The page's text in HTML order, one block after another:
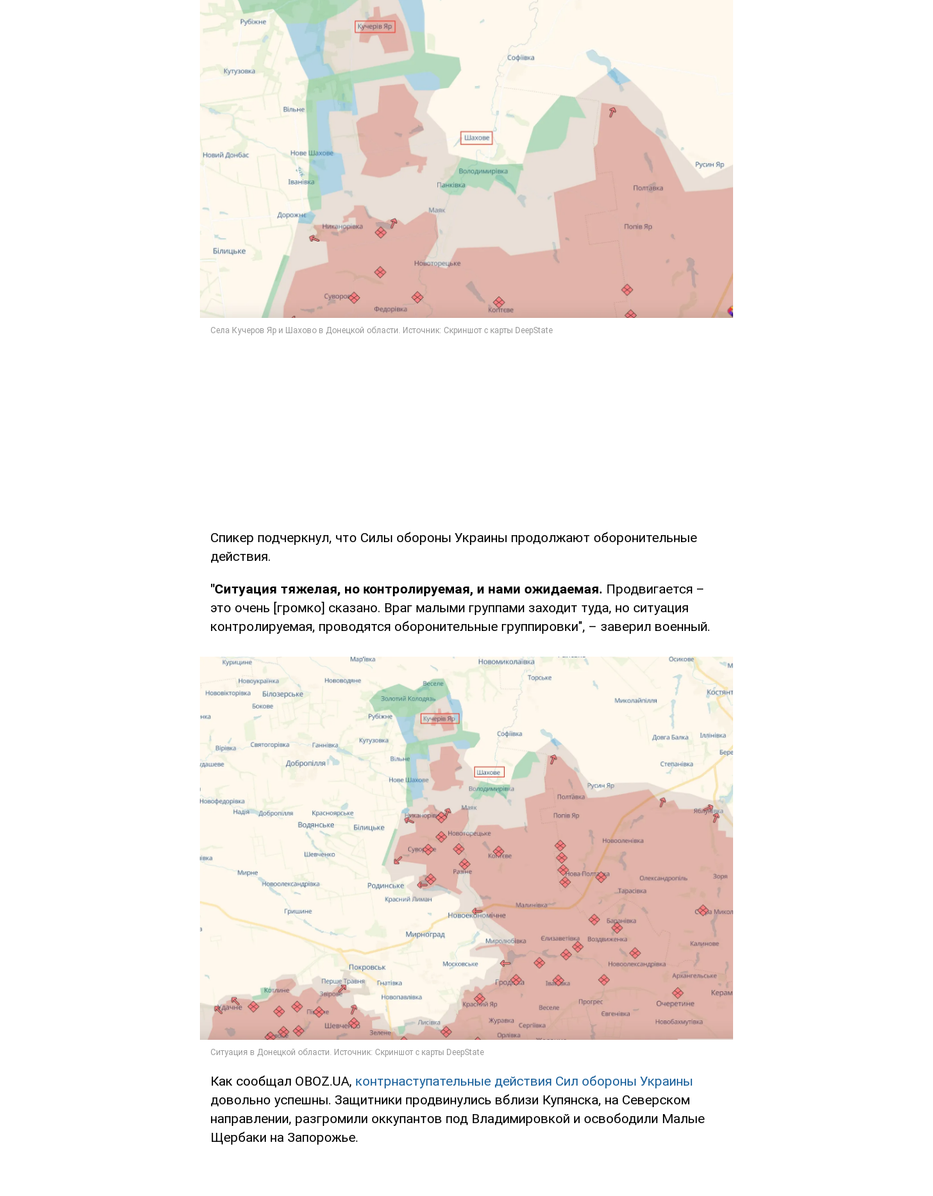
Спикер подчеркнул, что Силы обороны Украины продолжают оборонительные
действия.
"Ситуация тяжелая, но контролируемая, и нами ожидаемая. Продвигается –
это очень [громко] сказано. Враг малыми группами заходит туда, но ситуация
контролируемая, проводятся оборонительные группировки", – заверил военный.
Как сообщал OBOZ.UA, контрнаступательные действия Сил обороны Украины
довольно успешны. Защитники продвинулись вблизи Купянска, на Северском
направлении, разгромили оккупантов под Владимировкой и освободили Малые
Щербаки на Запорожье.